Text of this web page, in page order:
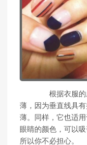
根据衣服的
薄，因为垂直线具
薄。同样，它也适
眼睛的颜色，可以
所以你不必担心。